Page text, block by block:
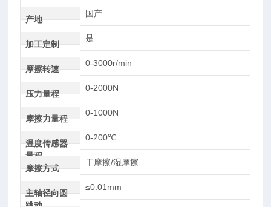
产地
国产
加工定制
是
摩擦转速
0-3000r/min
压力量程
0-2000N
摩擦力量程
0-1000N
温度传感器
量程
0-200℃
摩擦方式
干摩擦/湿摩擦
主轴径向圆
≤0.01mm